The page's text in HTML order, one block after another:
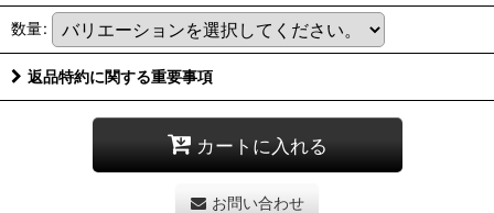
数量:
返品特約に関する重要事項
カートに入れる
お問い合わせ